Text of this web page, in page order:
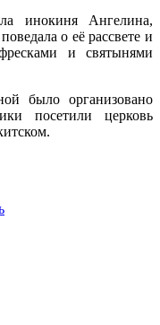
инокиня Ангелина,
о её рассвете и
и святынями
было организовано
посетили церковь